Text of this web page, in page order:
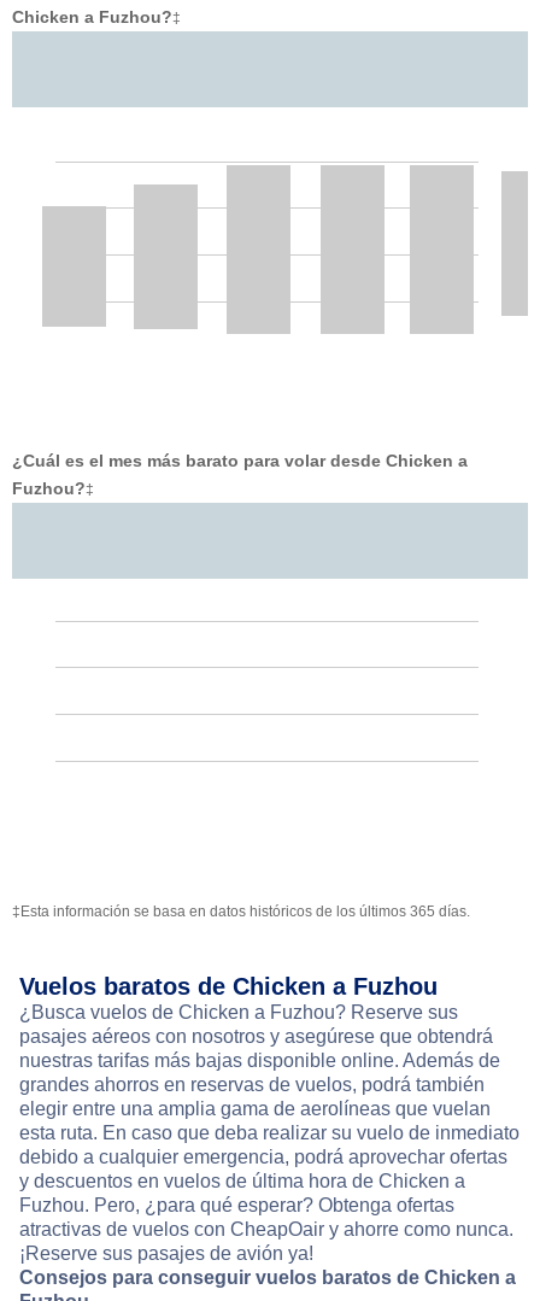
Chicken a Fuzhou?‡
¿Cuál es el mes más barato para volar desde Chicken a
Fuzhou?‡
‡Esta información se basa en datos históricos de los últimos 365 días.
Vuelos baratos de Chicken a Fuzhou
¿Busca vuelos de Chicken a Fuzhou? Reserve sus
pasajes aéreos con nosotros y asegúrese que obtendrá
nuestras tarifas más bajas disponible online. Además de
grandes ahorros en reservas de vuelos, podrá también
elegir entre una amplia gama de aerolíneas que vuelan
esta ruta. En caso que deba realizar su vuelo de inmediato
debido a cualquier emergencia, podrá aprovechar ofertas
y descuentos en vuelos de última hora de Chicken a
Fuzhou. Pero, ¿para qué esperar? Obtenga ofertas
atractivas de vuelos con CheapOair y ahorre como nunca.
¡Reserve sus pasajes de avión ya!
Consejos para conseguir vuelos baratos de Chicken a